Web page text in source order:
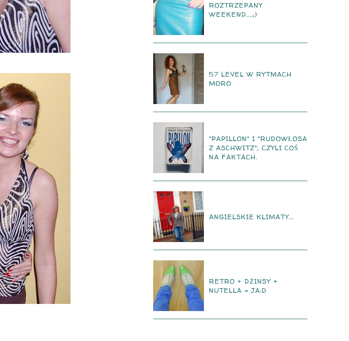
ROZTRZEPANY
WEEKEND....;)
57 LEVEL W RYTMACH
MORO
"PAPILLON" I "RUDOWŁOSA
Z ASCHWITZ", CZYLI COŚ
NA FAKTACH.
ANGIELSKIE KLIMATY...
RETRO + DŻINSY +
NUTELLA = JA:D